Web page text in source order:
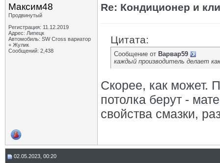
Максим48
Продвинутый
Регистрация: 11.12.2019
Адрес: Липецк
Автомобиль: SW Cross вариатор
+ Жулик
Сообщений: 2,438
Re: Кондиционер и
Цитата:
Сообщение от Варвар59
каждый производитель делает
Скорее, как может.
потолка берут -
свойства смазки,
02.05.2023, 00:20